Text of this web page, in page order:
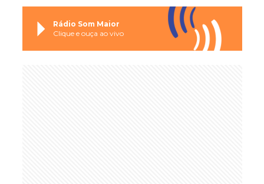
Rádio Som Maior
Clique e ouça ao vivo